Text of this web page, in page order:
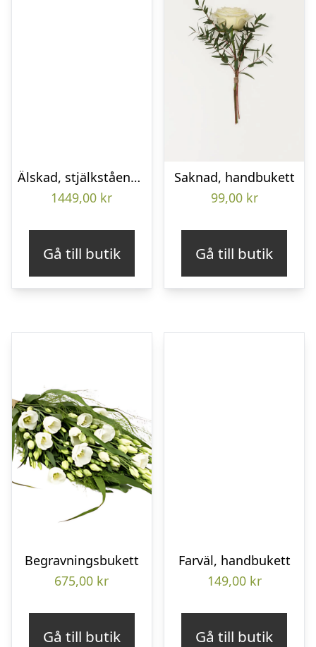
Älskad, stjälkstående bukett
1449,00 kr
Gå till butik
Saknad, handbukett
99,00 kr
Gå till butik
Begravningsbukett
675,00 kr
Gå till butik
Farväl, handbukett
149,00 kr
Gå till butik